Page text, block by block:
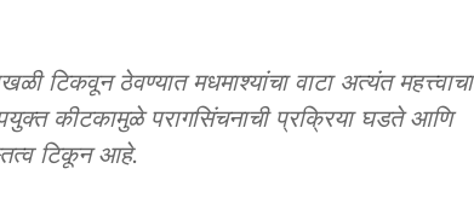
ठेवण्यात मधमाश्‍यांचा वाटा अत्यंत महत्त्वाचा
कीटकामुळे परागसिंचनाची प्रक्रिया घडते आणि
टिकून आहे.